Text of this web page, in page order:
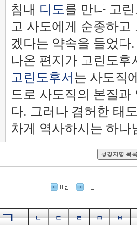
침내 디도를 만나 고
고 사도에게 순종하고
겠다는 약속을 들었
나온 편지가 고린도후
고린도후서 는 사도직
도로 사도직의 본질과
다. 그러나 겸허한 태
차게 역사하시는 하나
ㄱ ㄴ ㄷ ㄹ ㅁ ㅂ